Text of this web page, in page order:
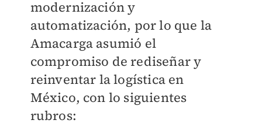
modernización y
automatización, por lo que la
Amacarga asumió el
compromiso de rediseñar y
reinventar la logística en
México, con lo siguientes
rubros: